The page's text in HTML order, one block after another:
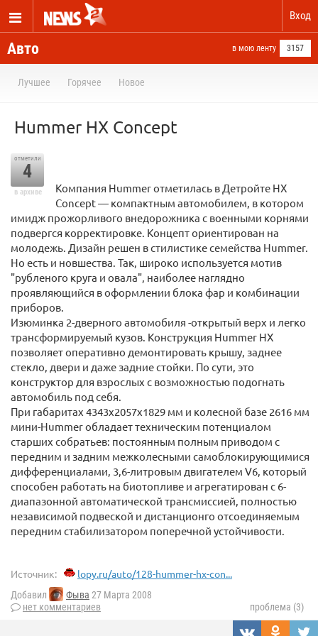
Вход
Авто в мою ленту 3157
Лучшее Горячее Новое
Hummer HX Concept
отметили
4
в архиве
Компания Hummer отметилась в Детройте НХ
Concept — компактным автомобилем, в котором
имидж прожорливого внедорожника с военными корнями
подвергся корректировке. Концепт ориентирован на
молодежь. Дизайн решен в стилистике семейства Hummer.
Но есть и новшества. Так, широко используется мотив
"рубленого круга и овала", наиболее наглядно
проявляющийся в оформлении блока фар и комбинации
приборов.
Изюминка 2-дверного автомобиля -открытый верх и легко
трансформируемый кузов. Конструкция Hummer HX
позволяет оперативно демонтировать крышу, заднее
стекло, двери и даже задние стойки. По сути, это
конструктор для взрослых с возможностью подогнать
автомобиль под себя.
При габаритах 4343x2057x1829 мм и колесной базе 2616 мм
мини-Hummer обладает техническим потенциалом
старших собратьев: постоянным полным приводом с
передним и задним межколесными самоблокирующимися
дифференциалами, 3,6-литровым двигателем V6, который
способен работать на биотопливе и агрегатирован с 6-
диапазонной автоматической трансмиссией, полностью
независимой подвеской и дистанционго отсоединяемым
передним стабилизатором поперечной устойчивости.
Источник: lopy.ru/auto/128-hummer-hx-con...
Добавил Фыва 27 Марта 2008
нет комментариев
проблема (3)